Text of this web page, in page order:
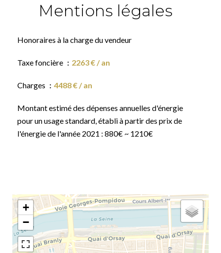
Mentions légales
Honoraires à la charge du vendeur
Taxe foncière 2263 € / an
Charges 4488 € / an
Montant estimé des dépenses annuelles d'énergie
pour un usage standard, établi à partir des prix de
l'énergie de l'année 2021 : 880€ ~ 1210€
+
−